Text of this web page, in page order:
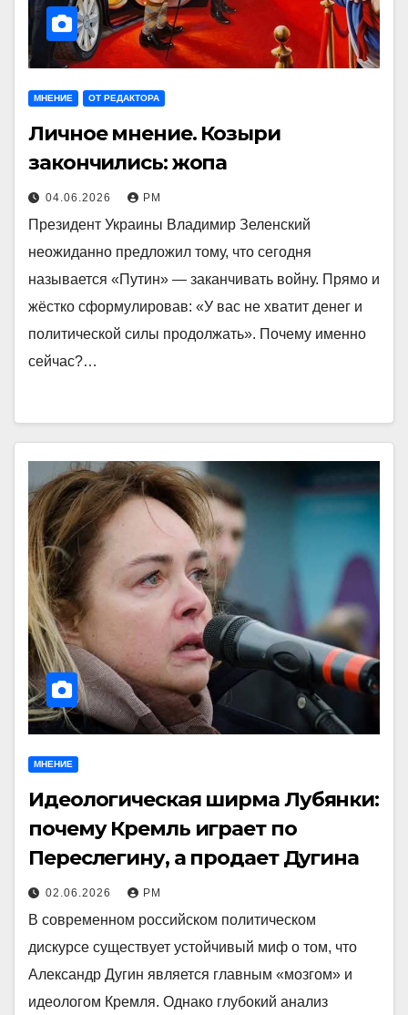
МНЕНИЕ ОТ РЕДАКТОРА
Личное мнение. Козыри
закончились: жопа
04.06.2026 РМ
Президент Украины Владимир Зеленский
неожиданно предложил тому, что сегодня
называется «Путин» — заканчивать войну. Прямо и
жёстко сформулировав: «У вас не хватит денег и
политической силы продолжать». Почему именно
сейчас?…
МНЕНИЕ
Идеологическая ширма Лубянки:
почему Кремль играет по
Переслегину, а продает Дугина
02.06.2026 РМ
В современном российском политическом
дискурсе существует устойчивый миф о том, что
Александр Дугин является главным «мозгом» и
идеологом Кремля. Однако глубокий анализ